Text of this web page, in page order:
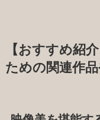
【おすすめ紹
ための関連作